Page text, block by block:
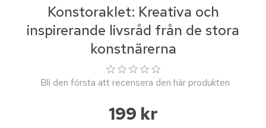
Konstoraklet: Kreativa och
inspirerande livsråd från de stora
konstnärerna
Bli den första att recensera den här produkten
199 kr